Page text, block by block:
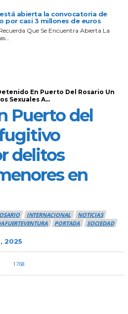
abierta la convocatoria de
por casi 3 millones de euros
Que Se Encuentra Abierta La